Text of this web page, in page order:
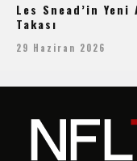
Les Snead’in
Takası
29 Haziran 2026